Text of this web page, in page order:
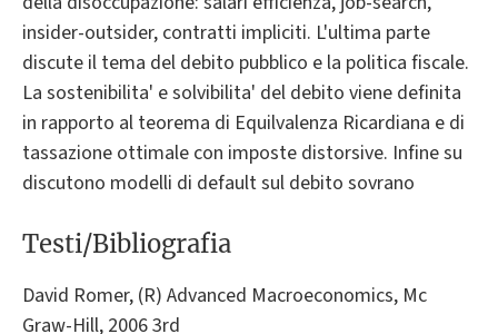
insider-outsider, contratti impliciti. L'ultima parte
discute il tema del debito pubblico e la politica fiscale.
La sostenibilita' e solvibilita' del debito viene definita
in rapporto al teorema di Equilvalenza Ricardiana e di
tassazione ottimale con imposte distorsive. Infine su
discutono modelli di default sul debito sovrano
Testi/Bibliografia
David Romer, (R) Advanced Macroeconomics, Mc
Graw-Hill, 2006 3rd